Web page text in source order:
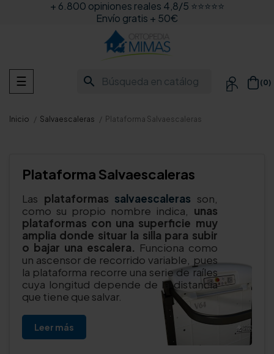
+ 6.800 opiniones reales 4,8/5 ⭐⭐⭐⭐⭐
Envío gratis + 50€
search  (0)
Navegación
de
☰
Inicio Salvaescaleras Plataforma Salvaescaleras
Plataforma Salvaescaleras
Las plataformas salvaescaleras son,
como su propio nombre indica, unas
plataformas con una superficie muy
amplia donde situar la silla para subir
o bajar una escalera. Funciona como
un ascensor de recorrido variable, pues
la plataforma recorre una serie de raíles
cuya longitud depende de la distancia
que tiene que salvar.
Leer más